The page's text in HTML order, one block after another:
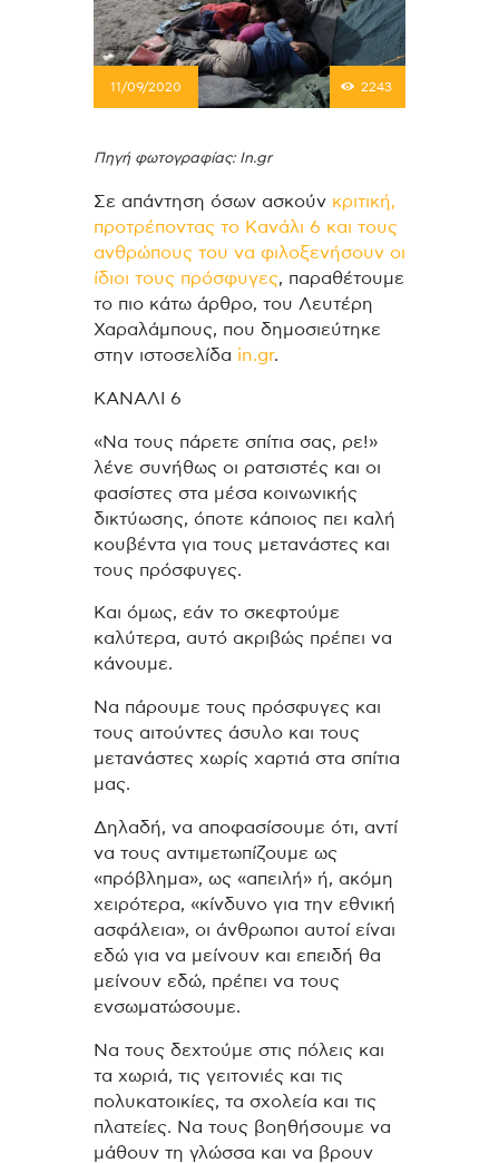
11/09/2020 2243
Πηγή φωτογραφίας: In.gr
Σε απάντηση όσων ασκούν κριτική,
προτρέποντας το Κανάλι 6 και τους
ανθρώπους του να φιλοξενήσουν οι
ίδιοι τους πρόσφυγες, παραθέτουμε
το πιο κάτω άρθρο, του Λευτέρη
Χαραλάμπους, που δημοσιεύτηκε
στην ιστοσελίδα in.gr.
ΚΑΝΑΛΙ 6
«Να τους πάρετε σπίτια σας, ρε!»
λένε συνήθως οι ρατσιστές και οι
φασίστες στα μέσα κοινωνικής
δικτύωσης, όποτε κάποιος πει καλή
κουβέντα για τους μετανάστες και
τους πρόσφυγες.
Και όμως, εάν το σκεφτούμε
καλύτερα, αυτό ακριβώς πρέπει να
κάνουμε.
Να πάρουμε τους πρόσφυγες και
τους αιτούντες άσυλο και τους
μετανάστες χωρίς χαρτιά στα σπίτια
μας.
Δηλαδή, να αποφασίσουμε ότι, αντί
να τους αντιμετωπίζουμε ως
«πρόβλημα», ως «απειλή» ή, ακόμη
χειρότερα, «κίνδυνο για την εθνική
ασφάλεια», οι άνθρωποι αυτοί είναι
εδώ για να μείνουν και επειδή θα
μείνουν εδώ, πρέπει να τους
ενσωματώσουμε.
Να τους δεχτούμε στις πόλεις και
τα χωριά, τις γειτονιές και τις
πολυκατοικίες, τα σχολεία και τις
πλατείες. Να τους βοηθήσουμε να
μάθουν τη γλώσσα και να βρουν